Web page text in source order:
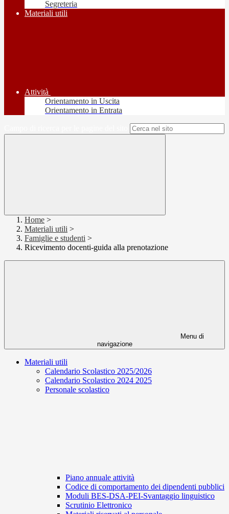
Segreteria
Materiali utili
Attività
Orientamento in Uscita
Orientamento in Entrata
Home >
Materiali utili >
Famiglie e studenti >
Ricevimento docenti-guida alla prenotazione
Menu di
navigazione
Materiali utili
Calendario Scolastico 2025/2026
Calendario Scolastico 2024 2025
Personale scolastico
Piano annuale attività
Codice di comportamento dei dipendenti pubblici
Moduli BES-DSA-PEI-Svantaggio linguistico
Scrutinio Elettronico